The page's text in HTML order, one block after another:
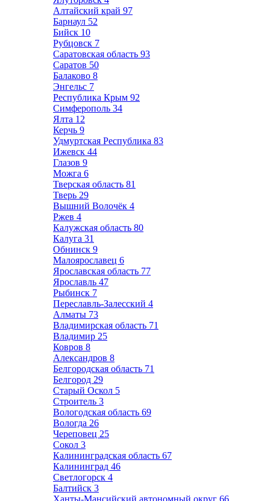
Алтайский край 97
Барнаул 52
Бийск 10
Рубцовск 7
Саратовская область 93
Саратов 50
Балаково 8
Энгельс 7
Республика Крым 92
Симферополь 34
Ялта 12
Керчь 9
Удмуртская Республика 83
Ижевск 44
Глазов 9
Можга 6
Тверская область 81
Тверь 29
Вышний Волочёк 4
Ржев 4
Калужская область 80
Калуга 31
Обнинск 9
Малоярославец 6
Ярославская область 77
Ярославль 47
Рыбинск 7
Переславль-Залесский 4
Алматы 73
Владимирская область 71
Владимир 25
Ковров 8
Александров 8
Белгородская область 71
Белгород 29
Старый Оскол 5
Строитель 3
Вологодская область 69
Вологда 26
Череповец 25
Сокол 3
Калининградская область 67
Калининград 46
Светлогорск 4
Балтийск 3
Ханты-Мансийский автономный округ 66